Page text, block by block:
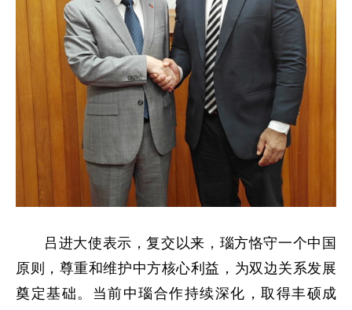
吕进大使表示，复交以来，瑙方恪守一个中国
原则，尊重和维护中方核心利益，为双边关系发展
奠定基础。当前中瑙合作持续深化，取得丰硕成